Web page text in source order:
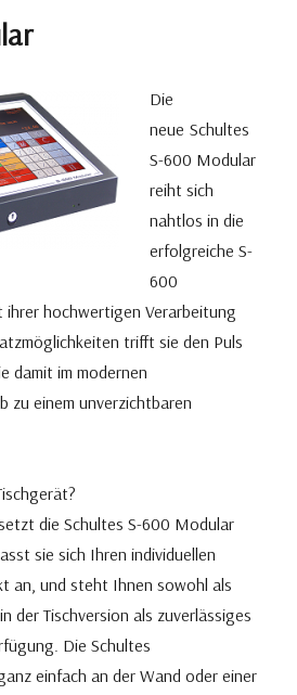
Die
neue Schultes
S-600 Modular
reiht sich
nahtlos in die
erfolgreiche S-
600
ihrer hochwertigen Verarbeitung
trifft sie den Puls
damit im modernen
zu einem unverzichtbaren
die Schultes S-600 Modular
sie sich Ihren individuellen
an, und steht Ihnen sowohl als
der Tischversion als zuverlässiges
Die Schultes
einfach an der Wand oder einer